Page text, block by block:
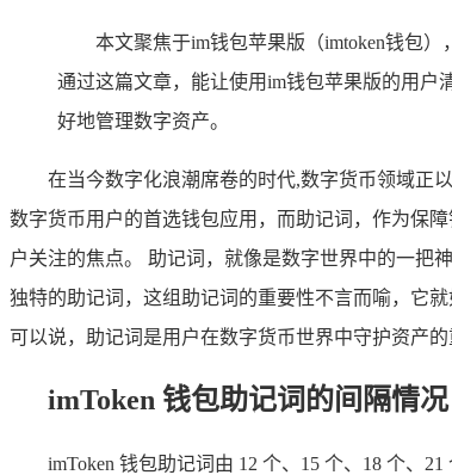
本文聚焦于im钱包苹果版（imtoken钱包
通过这篇文章，能让使用im钱包苹果版的用户
好地管理数字资产。
在当今数字化浪潮席卷的时代,数字货币领域正
数字货币用户的首选钱包应用，而助记词，作为保
户关注的焦点。 助记词，就像是数字世界中的一把
独特的助记词，这组助记词的重要性不言而喻，它
可以说，助记词是用户在数字货币世界中守护资产的
imToken 钱包助记词的间隔情况
imToken 钱包助记词由 12 个、15 个、18 个、21